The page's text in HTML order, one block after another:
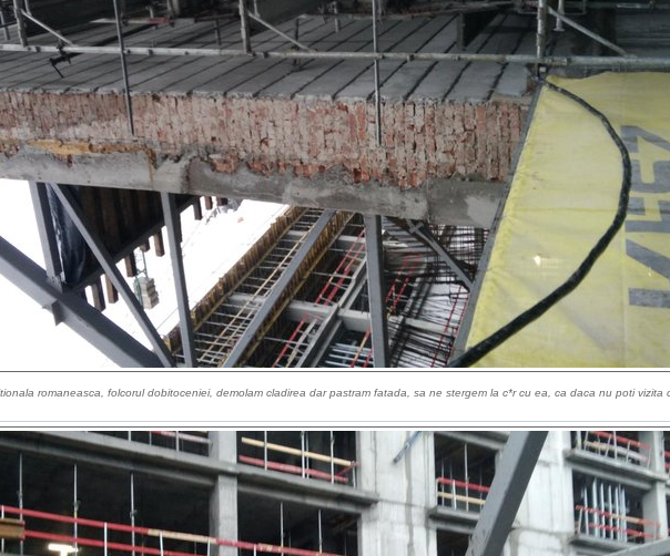
romaneasca, folcorul dobitoceniei, demolam cladirea dar pastram fatada, sa ne stergem la c*r cu ea, ca daca nu poti vizita